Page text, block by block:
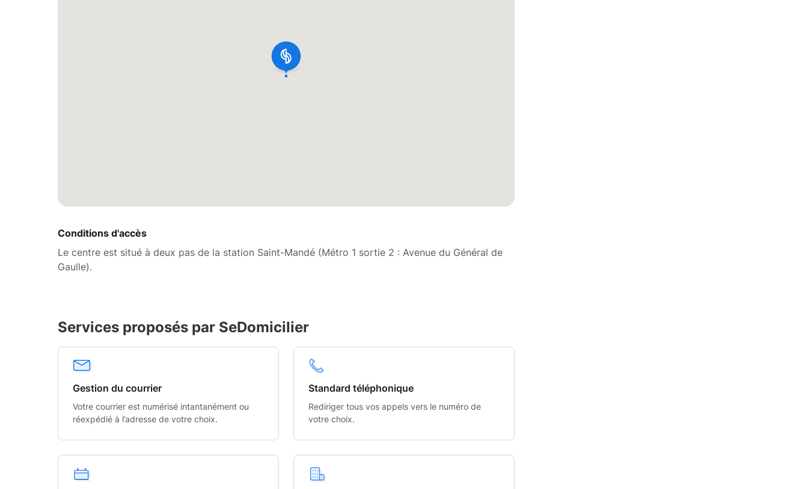
Conditions d'accès
Le centre est situé à deux pas de la station Saint-Mandé (Métro 1 sortie 2 : Avenue du Général de
Gaulle).
Services proposés par SeDomicilier
Gestion du courrier
Votre courrier est numérisé intantanément ou
réexpédié à l’adresse de votre choix.
Standard téléphonique
Rediriger tous vos appels vers le numéro de
votre choix.